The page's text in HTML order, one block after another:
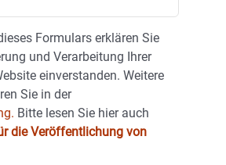
Formulars erklären Sie
und Verarbeitung Ihrer
einverstanden. Weitere
Sie in der
Bitte lesen Sie hier auch
die Veröffentlichung von